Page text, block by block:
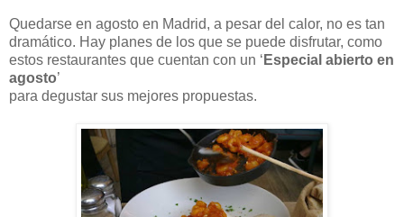
Quedarse en agosto en Madrid, a pesar del calor, no es tan
dramático. Hay planes de los que se puede disfrutar, como
estos restaurantes que cuentan con un ‘ Especial abierto en
agosto’
para degustar sus mejores propuestas.